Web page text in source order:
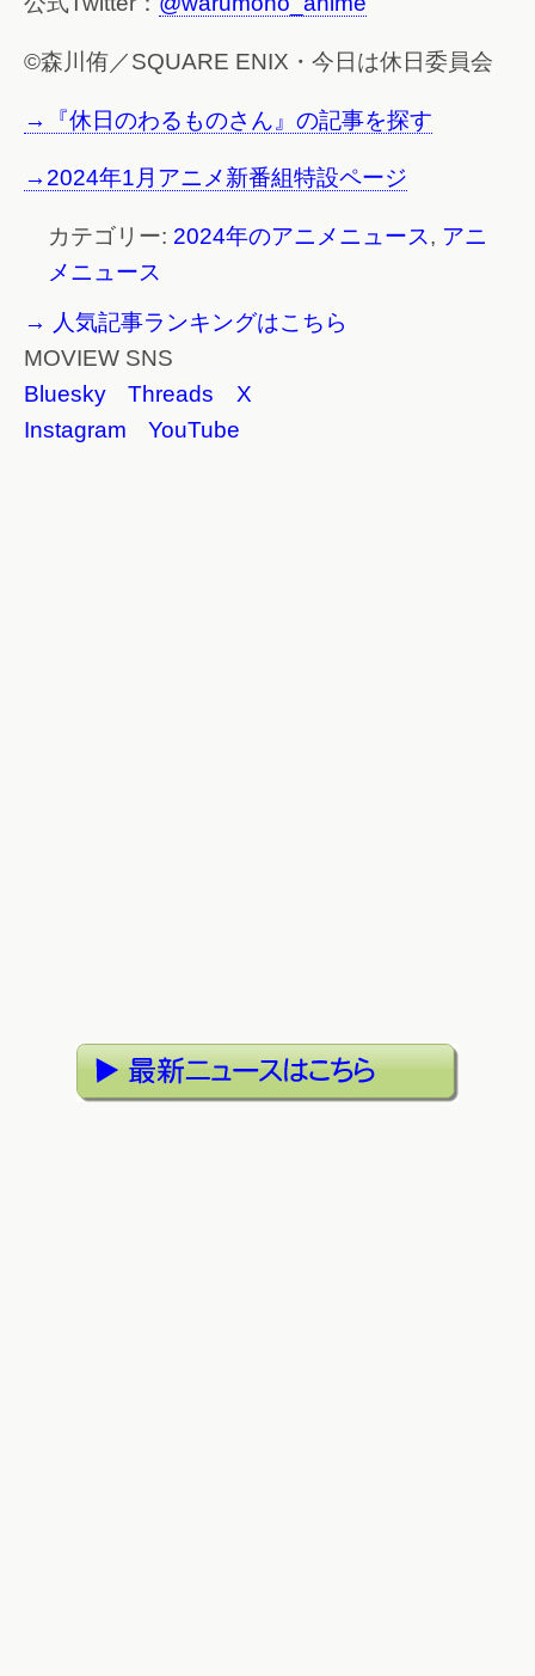
©森川侑／SQUARE ENIX・今日は休日委員会
→『休日のわるものさん』の記事を探す
→2024年1月アニメ新番組特設ページ
カテゴリー: 2024年のアニメニュース, アニ
メニュース
→ 人気記事ランキングはこちら
MOVIEW SNS
Bluesky
Threads
X
Instagram
YouTube